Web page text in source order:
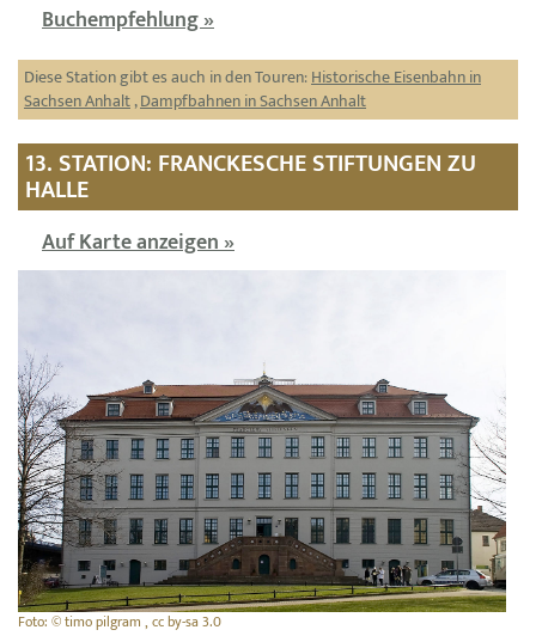
Buchempfehlung »
Diese Station gibt es auch in den Touren:Historische Eisenbahn in
Sachsen Anhalt,Dampfbahnen in Sachsen Anhalt
13. STATION: FRANCKESCHE STIFTUNGEN ZU
HALLE
Auf Karte anzeigen »
Foto: © timo pilgram , cc by-sa 3.0